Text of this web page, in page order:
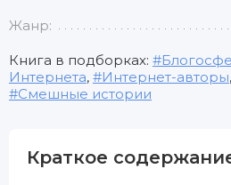
Жанр:
Книга в подборках:
Интернета, Интернет-авторы,
Смешные истории
Краткое